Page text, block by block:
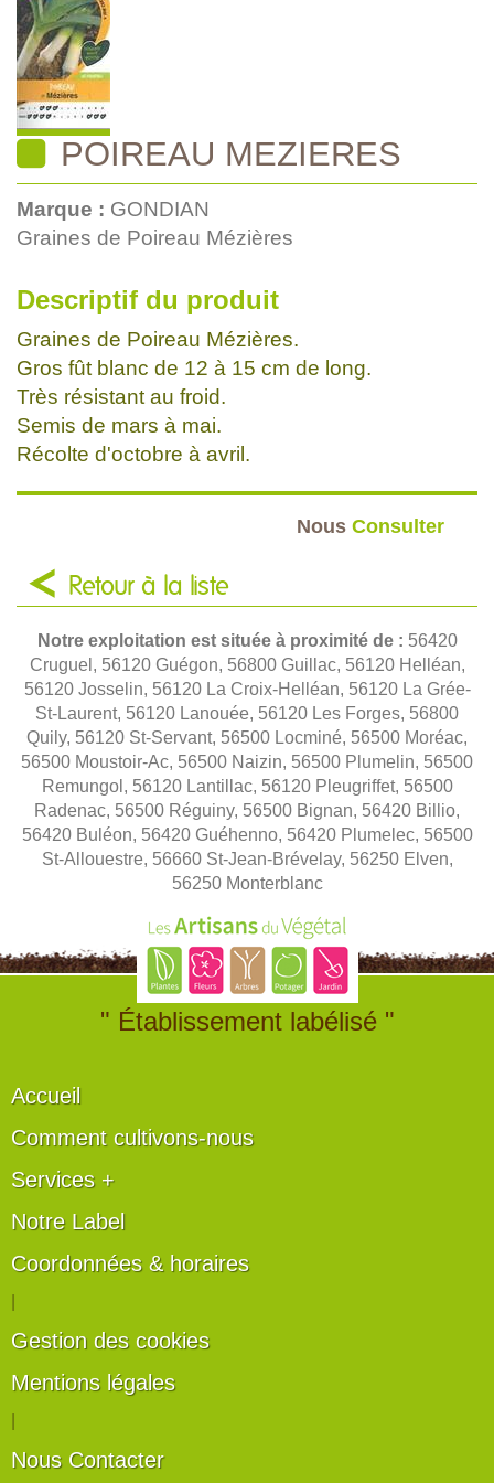
POIREAU MEZIERES
Marque : GONDIAN
Graines de Poireau Mézières
Descriptif du produit
Graines de Poireau Mézières.
Gros fût blanc de 12 à 15 cm de long.
Très résistant au froid.
Semis de mars à mai.
Récolte d'octobre à avril.
Nous Consulter
Retour à la liste
Notre exploitation est située à proximité de : 56420
Cruguel, 56120 Guégon, 56800 Guillac, 56120 Helléan,
56120 Josselin, 56120 La Croix-Helléan, 56120 La Grée-
St-Laurent, 56120 Lanouée, 56120 Les Forges, 56800
Quily, 56120 St-Servant, 56500 Locminé, 56500 Moréac,
56500 Moustoir-Ac, 56500 Naizin, 56500 Plumelin, 56500
Remungol, 56120 Lantillac, 56120 Pleugriffet, 56500
Radenac, 56500 Réguiny, 56500 Bignan, 56420 Billio,
56420 Buléon, 56420 Guéhenno, 56420 Plumelec, 56500
St-Allouestre, 56660 St-Jean-Brévelay, 56250 Elven,
56250 Monterblanc
" Établissement labélisé "
Accueil
Comment cultivons-nous
Services +
Notre Label
Coordonnées & horaires
Gestion des cookies
Mentions légales
Nous Contacter